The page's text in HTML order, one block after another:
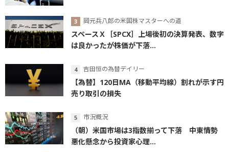
岡元兵八郎の米国株マスターへの道
スペースＸ［SPCX］上場後初の決算発表、数字
は良かったが株価が下落...
吉田恒の為替デイリー
【為替】120日MA（移動平均線）割れが示す円
売り取引の損失
市況概況
（朝）米国市場は3指数揃って下落 中東情勢
悪化懸念から投資家心理...